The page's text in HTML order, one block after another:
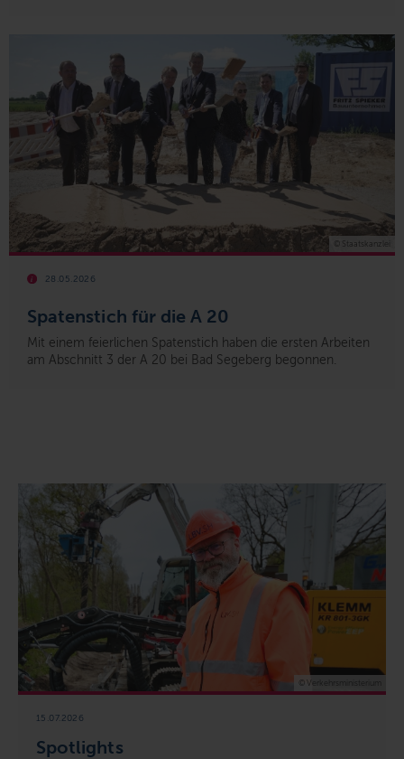
Spatenstich für die A 20
28.05.2026
Mit einem feierlichen Spatenstich haben die ersten Arbeiten
am Abschnitt 3 der A 20 bei Bad Segeberg begonnen.
© Staatskanzlei
Spotlights
15.07.2026
© Verkehrsministerium